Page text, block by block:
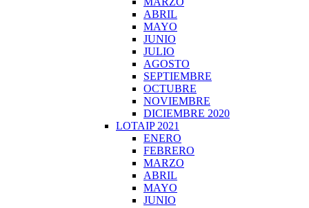
ABRIL
MAYO
JUNIO
JULIO
AGOSTO
SEPTIEMBRE
OCTUBRE
NOVIEMBRE
DICIEMBRE 2020
LOTAIP 2021
ENERO
FEBRERO
MARZO
ABRIL
MAYO
JUNIO